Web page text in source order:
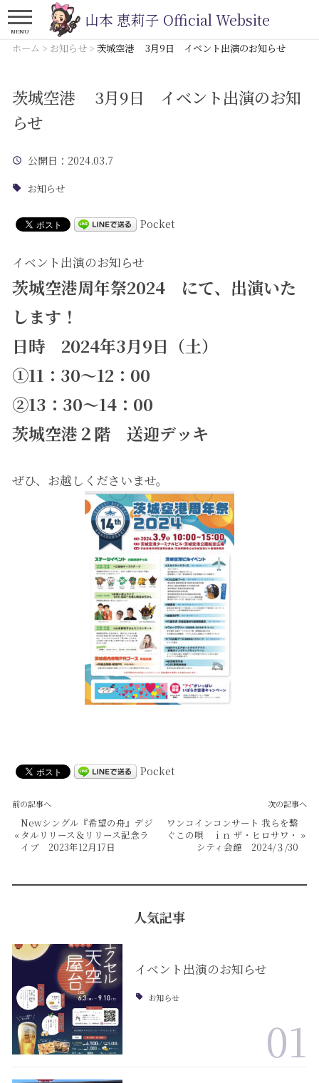
山本 恵莉子 Official Website
MENU
ホーム > お知らせ> 茨城空港 3月9日 イベント出演のお知らせ
茨城空港 3月9日 イベント出演のお知
らせ
公開日 ：2024.03.7
お知らせ
Pocket
イベント出演のお知らせ
茨城空港周年祭2024 にて、出演いた
します！
日時 2024年3月9日（土）
①11：30～12：00
②13：30～14：00
茨城空港２階 送迎デッキ
ぜひ、お越しくださいませ。
Pocket
前の記事へ
«
Newシングル『希望の舟』デジ
タルリリース＆リリース記念ラ
イブ 2023年12月17日
次の記事へ
ワンコインコンサート 我らを繋
ぐこの唄 ｉｎ ザ・ヒロサワ・
シティ会館 2024/３/30
»
人気記事
イベント出演のお知らせ
お知らせ
01